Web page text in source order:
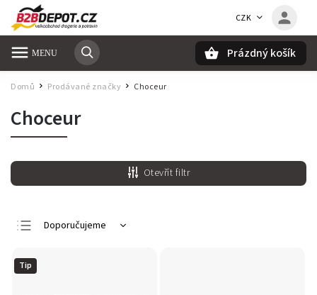
CZK
Prázdný košík
Domů / Prodávané značky / Choceur
Choceur
Otevřít filtr
Doporučujeme
Tip